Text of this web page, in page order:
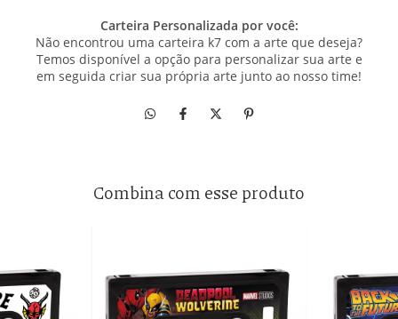
Carteira Personalizada por você:
Não encontrou uma carteira k7 com a arte que deseja?
Temos disponível a opção para personalizar sua arte e
em seguida criar sua própria arte junto ao nosso time!
Combina com esse produto